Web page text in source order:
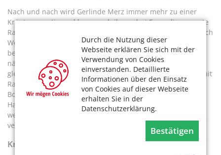
Durch die Nutzung dieser
Webseite erklären Sie sich mit der
Verwendung von Cookies
einverstanden. Detaillierte
Informationen über den Einsatz
von Cookies auf dieser Webseite
erhalten Sie in der
Datenschutzerklärung.
Bestätigen
Nach und nach wird Gerlinde Merz immer mehr zu einer
Kräuterexpertin und kann auch ihren drei Freundinnen gute
Ratschläge geben. Petra hat einen Ostbalkon, Inges geht nach
Westen raus. Ihnen rät sie: „Ihr habt Halbschatten. Den
bevorzugen Schnittlauch, Petersilie und Dill. Die brauchen
nährstoffreiche Erde, am besten aus Kompost, und eine
gleichmäßige Wasserversorgung. Ihr könnt sie zusammen mit
Radieschen, Gartenkresse, Petersilie, Kapuzinerkresse,
Borretsch und Gurke pflanzen.“ Weil Knoblauch auch
Halbschatten vertragen, könne er dazwischen gesetzt
werden. Und auf Estragon müssten die Freundinnen
verzichten, der vertrage sich nicht mit Dill, so Merz.
Kräuter, die es schattig und feucht lieben